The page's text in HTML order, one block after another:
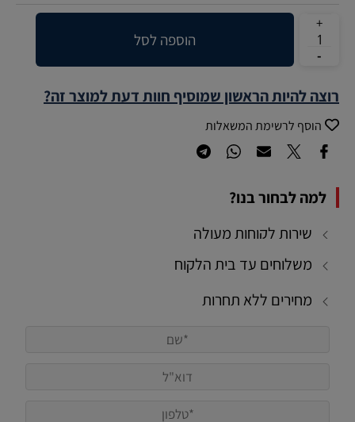
הוספה לסל
רוצה להיות הראשון שמוסיף חוות דעת למוצר זה?
הוסף לרשימת המשאלות
למה לבחור בנו?
שירות לקוחות מעולה
משלוחים עד בית הלקוח
מחירים ללא תחרות